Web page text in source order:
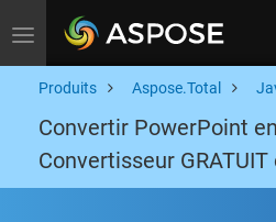
Toggle navigation
Produits Aspose.Total
Convertir PowerPoint
Convertisseur